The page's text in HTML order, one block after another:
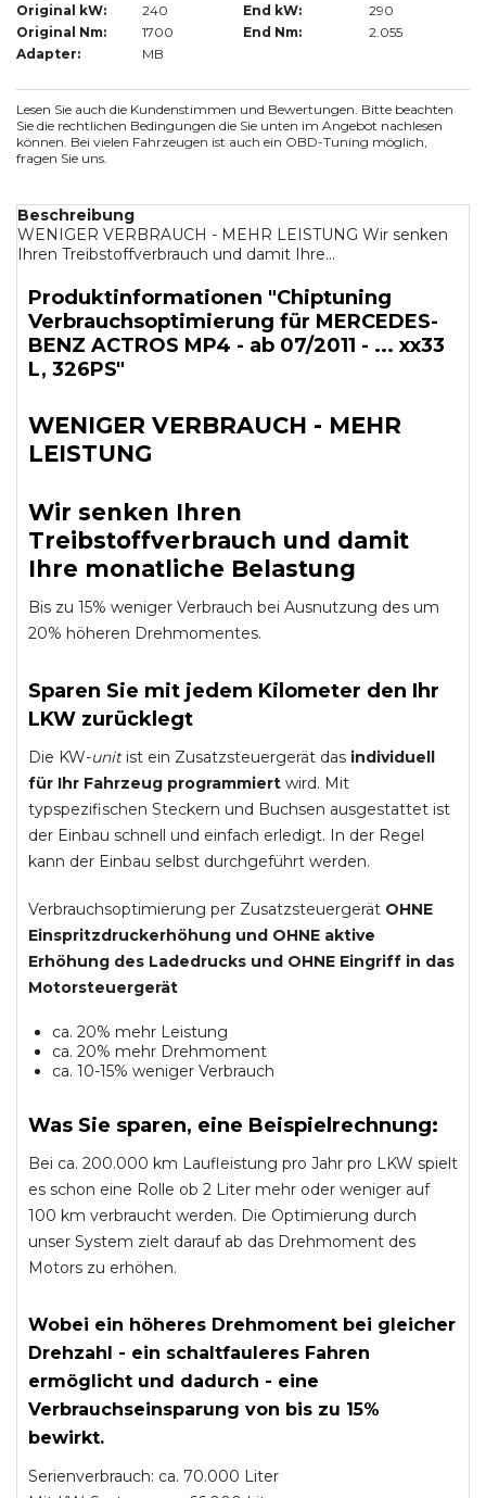
Original kW:
240 End kW:
290
Original Nm:
1700 End Nm:
2.055
Adapter:
MB
Lesen Sie auch die Kundenstimmen und Bewertungen. Bitte beachten
Sie die rechtlichen Bedingungen die Sie unten im Angebot nachlesen
können. Bei vielen Fahrzeugen ist auch ein OBD-Tuning möglich,
fragen Sie uns.
Beschreibung
WENIGER VERBRAUCH - MEHR LEISTUNG Wir senken
Ihren Treibstoffverbrauch und damit Ihre...
Produktinformationen "Chiptuning
Verbrauchsoptimierung für MERCEDES-
BENZ ACTROS MP4 - ab 07/2011 - ... xx33
L, 326PS"
WENIGER VERBRAUCH - MEHR
LEISTUNG
Wir senken Ihren
Treibstoffverbrauch und damit
Ihre monatliche Belastung
Bis zu 15% weniger Verbrauch bei Ausnutzung des um
20% höheren Drehmomentes.
Sparen Sie mit jedem Kilometer den Ihr
LKW zurücklegt
Die KW-unitist ein Zusatzsteuergerät das individuell
für Ihr Fahrzeug programmiert wird. Mit
typspezifischen Steckern und Buchsen ausgestattet ist
der Einbau schnell und einfach erledigt. In der Regel
kann der Einbau selbst durchgeführt werden.
Verbrauchsoptimierung per Zusatzsteuergerät OHNE
Einspritzdruckerhöhung und OHNE aktive
Erhöhung des Ladedrucks und OHNE Eingriff in das
Motorsteuergerät
ca. 20% mehr Leistung
ca. 20% mehr Drehmoment
ca. 10-15% weniger Verbrauch
Was Sie sparen, eine Beispielrechnung:
Bei ca. 200.000 km Laufleistung pro Jahr pro LKW spielt
es schon eine Rolle ob 2 Liter mehr oder weniger auf
100 km verbraucht werden. Die Optimierung durch
unser System zielt darauf ab das Drehmoment des
Motors zu erhöhen.
Wobei ein höheres Drehmoment bei gleicher
Drehzahl - ein schaltfauleres Fahren
ermöglicht und dadurch - eine
Verbrauchseinsparung von bis zu 15%
bewirkt.
Serienverbrauch: ca. 70.000 Liter